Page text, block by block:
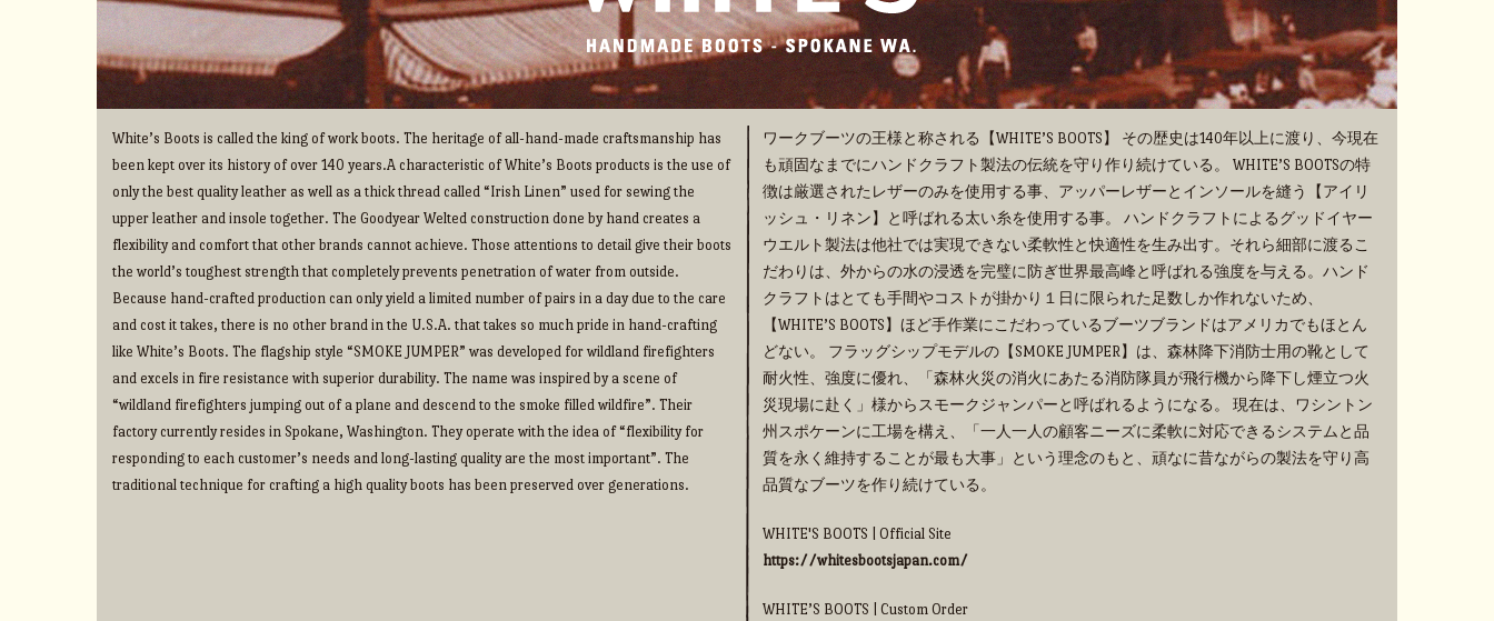
White’s Boots is called the king of work boots. The heritage of all-hand-made craftsmanship has
been kept over its history of over 140 years.A characteristic of White’s Boots products is the use of
only the best quality leather as well as a thick thread called “Irish Linen” used for sewing the
upper leather and insole together. The Goodyear Welted construction done by hand creates a
flexibility and comfort that other brands cannot achieve. Those attentions to detail give their boots
the world’s toughest strength that completely prevents penetration of water from outside.
Because hand-crafted production can only yield a limited number of pairs in a day due to the care
and cost it takes, there is no other brand in the U.S.A. that takes so much pride in hand-crafting
like White’s Boots. The flagship style “SMOKE JUMPER” was developed for wildland firefighters
and excels in fire resistance with superior durability. The name was inspired by a scene of
“wildland firefighters jumping out of a plane and descend to the smoke filled wildfire”. Their
factory currently resides in Spokane, Washington. They operate with the idea of “flexibility for
responding to each customer’s needs and long-lasting quality are the most important”. The
traditional technique for crafting a high quality boots has been preserved over generations.
ワークブーツの王様と称される【WHITE’S BOOTS】 その歴史は140年以上に渡り、今現在
も頑固なまでにハンドクラフト製法の伝統を守り作り続けている。 WHITE’S BOOTSの特
徴は厳選されたレザーのみを使用する事、アッパーレザーとインソールを縫う【アイリ
ッシュ・リネン】と呼ばれる太い糸を使用する事。 ハンドクラフトによるグッドイヤー
ウエルト製法は他社では実現できない柔軟性と快適性を生み出す。それら細部に渡るこ
だわりは、外からの水の浸透を完璧に防ぎ世界最高峰と呼ばれる強度を与える。ハンド
クラフトはとても手間やコストが掛かり１日に限られた足数しか作れないため、
【WHITE’S BOOTS】ほど手作業にこだわっているブーツブランドはアメリカでもほとん
どない。 フラッグシップモデルの【SMOKE JUMPER】は、森林降下消防士用の靴として
耐火性、強度に優れ、「森林火災の消火にあたる消防隊員が飛行機から降下し煙立つ火
災現場に赴く」様からスモークジャンパーと呼ばれるようになる。 現在は、ワシントン
州スポケーンに工場を構え、「一人一人の顧客ニーズに柔軟に対応できるシステムと品
質を永く維持することが最も大事」という理念のもと、頑なに昔ながらの製法を守り高
品質なブーツを作り続けている。
WHITE'S BOOTS | Official Site
https://whitesbootsjapan.com/
WHITE’S BOOTS | Custom Order